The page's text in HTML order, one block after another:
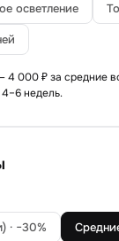
осветление
4 000 ₽за средние
4–6 недель.
· −30%